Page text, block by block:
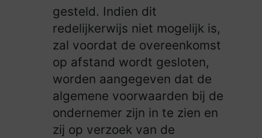
gesteld. Indien dit
redelijkerwijs niet mogelijk is,
zal voordat de overeenkomst
op afstand wordt gesloten,
worden aangegeven dat de
algemene voorwaarden bij de
ondernemer zijn in te zien en
zij op verzoek van de